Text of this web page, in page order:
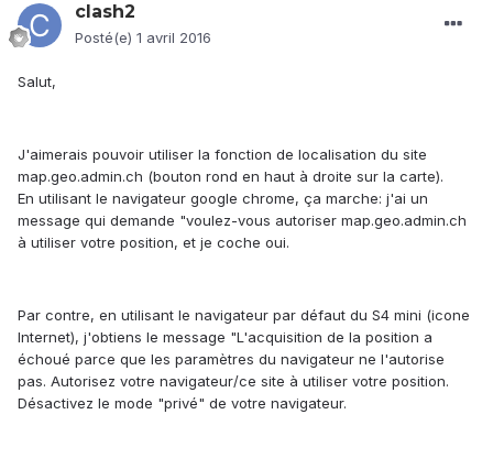
clash2
Posté(e) 1 avril 2016
Salut,
J'aimerais pouvoir utiliser la fonction de localisation du site
map.geo.admin.ch (bouton rond en haut à droite sur la carte).
En utilisant le navigateur google chrome, ça marche: j'ai un
message qui demande "voulez-vous autoriser map.geo.admin.ch
à utiliser votre position, et je coche oui.
Par contre, en utilisant le navigateur par défaut du S4 mini (icone
Internet), j'obtiens le message "L'acquisition de la position a
échoué parce que les paramètres du navigateur ne l'autorise
pas. Autorisez votre navigateur/ce site à utiliser votre position.
Désactivez le mode "privé" de votre navigateur.